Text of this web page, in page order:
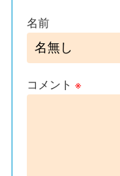
名前
コメント ※